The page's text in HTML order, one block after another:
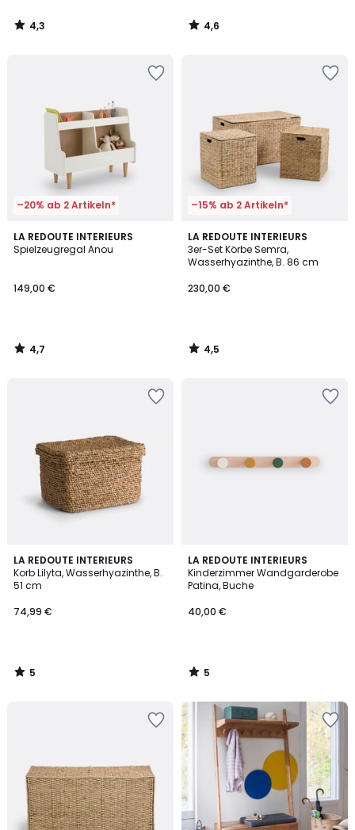
4,3
/
4,6
/
–20% ab 2 Artikeln*
LA REDOUTE INTERIEURS
Spielzeugregal Anou
149,00 €
4,7
/ 5
4,7
/
–15% ab 2 Artikeln*
LA REDOUTE INTERIEURS
3er-Set Körbe Semra,
Wasserhyazinthe, B. 86 cm
230,00 €
4,5
/ 5
4,5
/
LA REDOUTE INTERIEURS
Korb Lilyta, Wasserhyazinthe, B.
51 cm
74,99 €
5
/
5
5
/
LA REDOUTE INTERIEURS
Kinderzimmer Wandgarderobe
Patina, Buche
40,00 €
5
/
5
5
/